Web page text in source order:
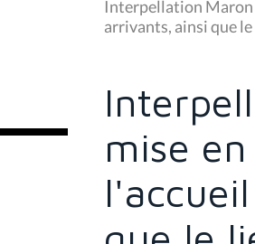
u
s
ê
:
Interpellation Maron
arrivants, ainsi que
mise